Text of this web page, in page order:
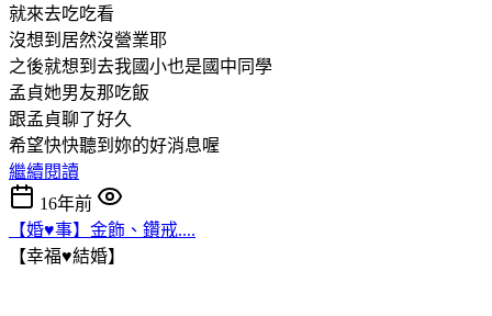
就來去吃吃看
沒想到居然沒營業耶
之後就想到去我國小也是國中同學
孟貞她男友那吃飯
跟孟貞聊了好久
希望快快聽到妳的好消息喔
繼續閱讀
16年前
【婚♥事】金飾、鑽戒....
【幸福♥結婚】